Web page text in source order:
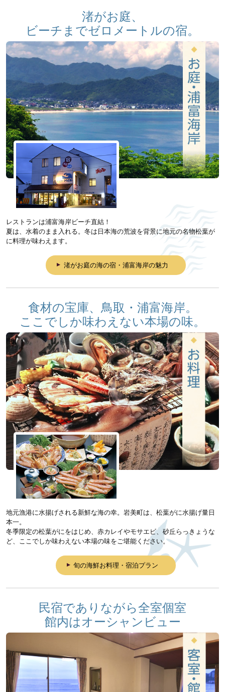
渚がお庭、
ビーチまでゼロメートルの宿。
レストランは浦富海岸ビーチ直結！
夏は、水着のまま入れる。冬は日本海の荒波を背景に地元の名物松葉が
に料理が味わえます。
渚がお庭の海の宿・浦富海岸の魅力
食材の宝庫、鳥取・浦富海岸。
ここでしか味わえない本場の味。
地元漁港に水揚げされる新鮮な海の幸。岩美町は、松葉がに水揚げ量日
本一。
冬季限定の松葉がにをはじめ、赤カレイやモサエビ、砂丘らっきょうな
ど、ここでしか味わえない本場の味をご堪能ください。
旬の海鮮お料理・宿泊プラン
民宿でありながら全室個室
館内はオーシャンビュー